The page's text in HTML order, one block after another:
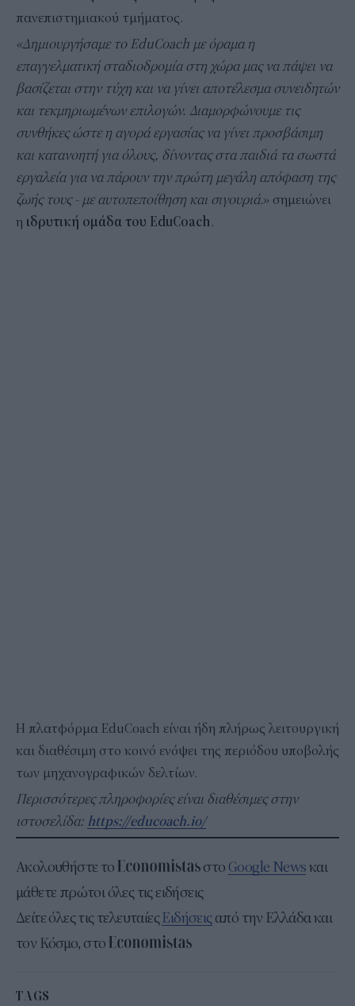
πανεπιστημιακού τμήματος.
«Δημιουργήσαμε το EduCoach με όραμα η
επαγγελματική σταδιοδρομία στη χώρα μας να πάψει να
βασίζεται στην τύχη και να γίνει αποτέλεσμα συνειδητών
και τεκμηριωμένων επιλογών. Διαμορφώνουμε τις
συνθήκες ώστε η αγορά εργασίας να γίνει προσβάσιμη
και κατανοητή για όλους, δίνοντας στα παιδιά τα σωστά
εργαλεία για να πάρουν την πρώτη μεγάλη απόφαση της
ζωής τους - με αυτοπεποίθηση και σιγουριά.» σημειώνει
η ιδρυτική ομάδα του EduCoach.
Η πλατφόρμα EduCoach είναι ήδη πλήρως λειτουργική
και διαθέσιμη στο κοινό ενόψει της περιόδου υποβολής
των μηχανογραφικών δελτίων.
Περισσότερες πληροφορίες είναι διαθέσιμες στην
ιστοσελίδα: https://educoach.io/
Ακολουθήστε το στο Google Newsκαι
μάθετε πρώτοι όλες τις ειδήσεις
Δείτε όλες τις τελευταίεςΕιδήσειςαπό την Ελλάδα και
τον Κόσμο, στο
TAGS